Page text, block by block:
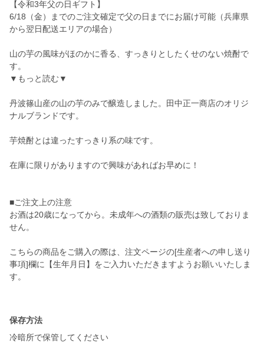
【令和3年父の日ギフト】
6/18（金）までのご注文確定で父の日までにお届け可能（兵庫県
から翌日配送エリアの場合）
山の芋の風味がほのかに香る、すっきりとしたくせのない焼酎で
す。
▼もっと読む▼
丹波篠山産の山の芋のみで醸造しました。田中正一商店のオリジ
ナルブランドです。
芋焼酎とは違ったすっきり系の味です。
在庫に限りがありますので興味があればお早めに！
■ご注文上の注意
お酒は20歳になってから。未成年への酒類の販売は致しておりま
せん。
こちらの商品をご購入の際は、注文ページの[生産者への申し送り
事項]欄に【生年月日】をご入力いただきますようお願いいたしま
す。
保存方法
冷暗所で保管してください